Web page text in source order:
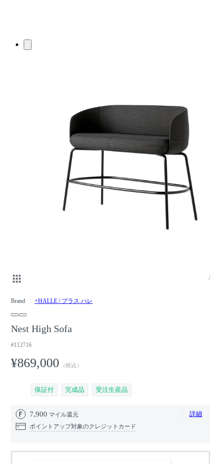
/
Brand +HALLE / プラス ハレ
Nest High Sofa
#112716
¥869,000 （税込）
保証付 完成品 受注生産品
7,900 マイル還元 詳細
ポイントアップ対象のクレジットカード